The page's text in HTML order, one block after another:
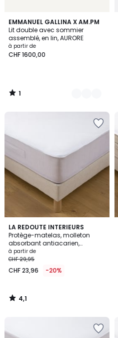
EMMANUEL GALLINA X AM.PM
Lit double avec sommier
assemblé, en lin, AURORE
à partir de
CHF 1600,00
1
/
5
2
Couleurs
1
/
LA REDOUTE INTERIEURS
Protège-matelas, molleton
absorbant antiacarien,
imperméable, hauteur maxi 30
cm
à partir de
CHF 29,95
CHF 23,96 -20%
4,1
/ 5
4,1
/